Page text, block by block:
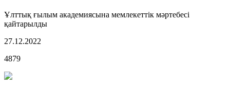
Ұлттық ғылым академиясына мемлекеттік мәртебесі
қайтарылды
27.12.2022
4879